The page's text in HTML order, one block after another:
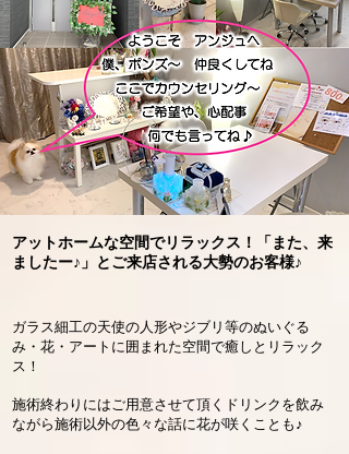
アットホームな空間でリラックス！「また、来
ましたー♪」とご来店される大勢のお客様♪
ガラス細工の天使の人形やジブリ等のぬいぐる
み・花・アートに囲まれた空間で癒しとリラック
ス！
施術終わりにはご用意させて頂くドリンクを飲み
ながら施術以外の色々な話に花が咲くことも♪